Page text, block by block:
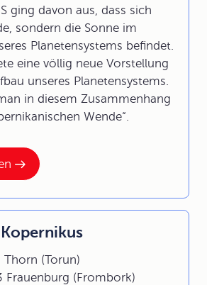
ging davon aus, dass sich
sondern die Sonne im
Planetensystems befindet.
eine völlig neue Vorstellung
unseres Planetensystems.
in diesem Zusammenhang
Wende“.
Thorn (Torun)
Frauenburg (Frombork)